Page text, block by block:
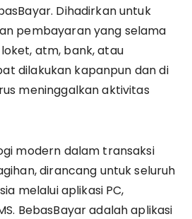
Dihadirkan untuk
pembayaran yang selama
atm, bank, atau
dilakukan kapanpun dan di
meninggalkan aktivitas
modern dalam transaksi
dirancang untuk seluruh
melalui aplikasi PC,
BebasBayar adalah aplikasi